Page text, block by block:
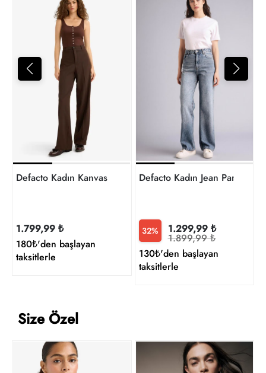
Defacto Kadın Kanvas Pantolon F6214AX/BN207
1.799,99 ₺
180₺'den başlayan
taksitlerle
Defacto Kadın Jean
32% 1.299,99 ₺
1.899,99 ₺
130₺'den başlayan
taksitlerle
Size Özel